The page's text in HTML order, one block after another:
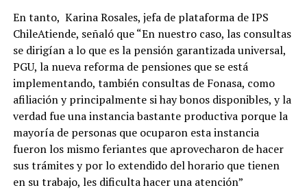
En tanto, Karina Rosales, jefa de plataforma de IPS
ChileAtiende, señaló que “En nuestro caso, las consultas
se dirigían a lo que es la pensión garantizada universal,
PGU, la nueva reforma de pensiones que se está
implementando, también consultas de Fonasa, como
afiliación y principalmente si hay bonos disponibles, y la
verdad fue una instancia bastante productiva porque la
mayoría de personas que ocuparon esta instancia
fueron los mismo feriantes que aprovecharon de hacer
sus trámites y por lo extendido del horario que tienen
en su trabajo, les dificulta hacer una atención”